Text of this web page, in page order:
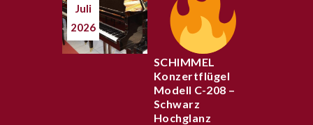
Juli
2026
SCHIMMEL
Konzertflügel
Modell C-208 –
Schwarz
Hochglanz